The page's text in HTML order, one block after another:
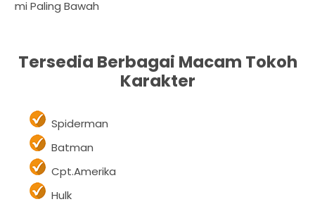
Tersedia Berbagai Macam Tokoh
Karakter
Spiderman
Batman
Cpt.Amerika
Hulk